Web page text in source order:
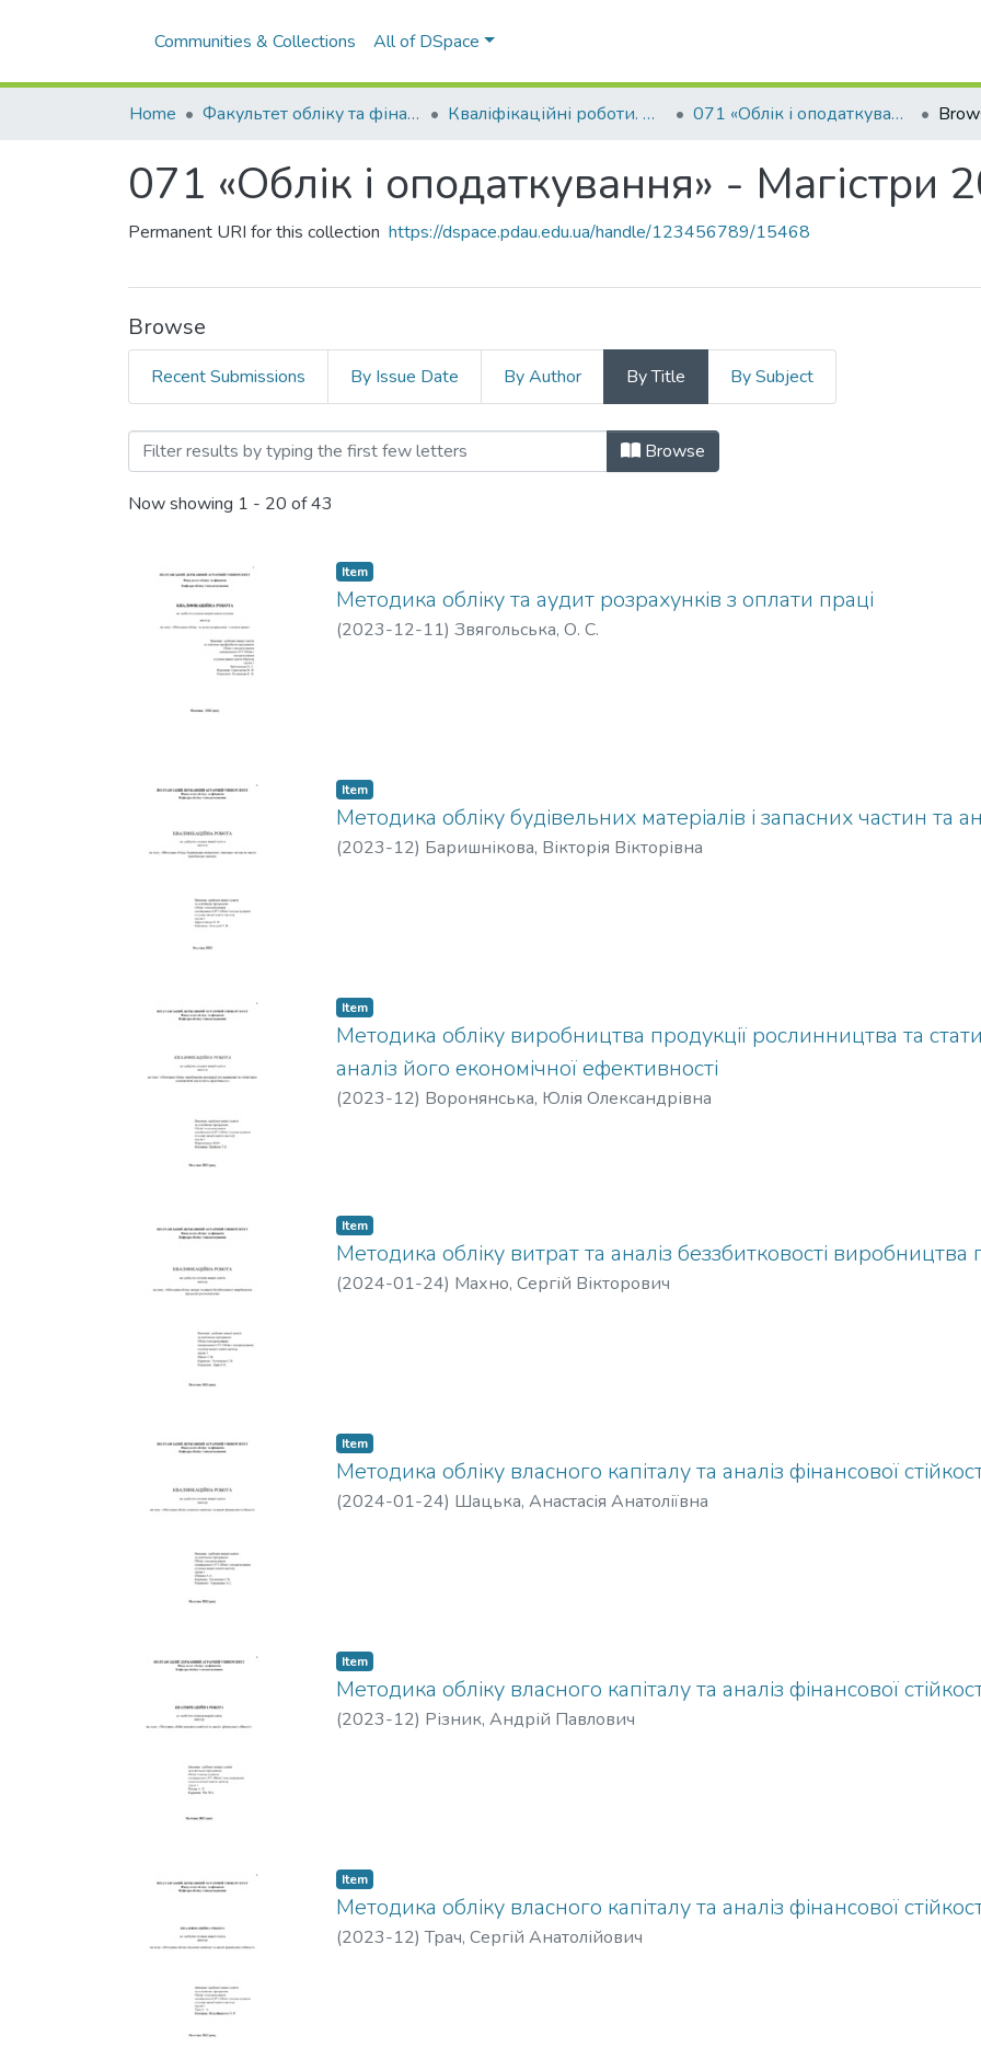
Communities & Collections All of DSpace
Home Факультет обліку та фінансів Кваліфікаційні роботи. Факультет обліку та фінансів 071 «Облік і оподаткування» - Магістри 2023-2024
071 «Облік і оподаткування» - Магістри
Permanent URI for this collection https://dspace.pdau.edu.ua/handle/123456789/15468
Browse
Recent Submissions By Issue Date By Author By Title By Subject
Browsing 071 «Облік і оподаткування» - Магістри 2023-
Browse
Now showing 1 - 20 of 43
Item
Методика обліку та аудит розрахунків з оплати праці
(2023-12-11) Звягольська, О. С.
Item
Методика обліку будівельних матеріалів і запасних частин та
(2023-12) Баришнікова, Вікторія Вікторівна
Item
Методика обліку виробництва продукції рослинництва та
аналіз його економічної ефективності
(2023-12) Воронянська, Юлія Олександрівна
Item
Методика обліку витрат та аналіз беззбитковості
(2024-01-24) Махно, Сергій Вікторович
Item
Методика обліку власного капіталу та аналіз фінансової
(2024-01-24) Шацька, Анастасія Анатоліївна
Item
Методика обліку власного капіталу та аналіз фінансової
(2023-12) Різник, Андрій Павлович
Item
Методика обліку власного капіталу та аналіз фінансової
(2023-12)Трач, Сергій Анатолійович